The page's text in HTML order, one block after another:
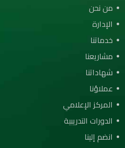
من نحن
الإدارة
خدماتنا
مشاريعنا
شهاداتنا
عملاؤنا
المركز الإعلامي
الدورات التدريبية
انضم إلينا